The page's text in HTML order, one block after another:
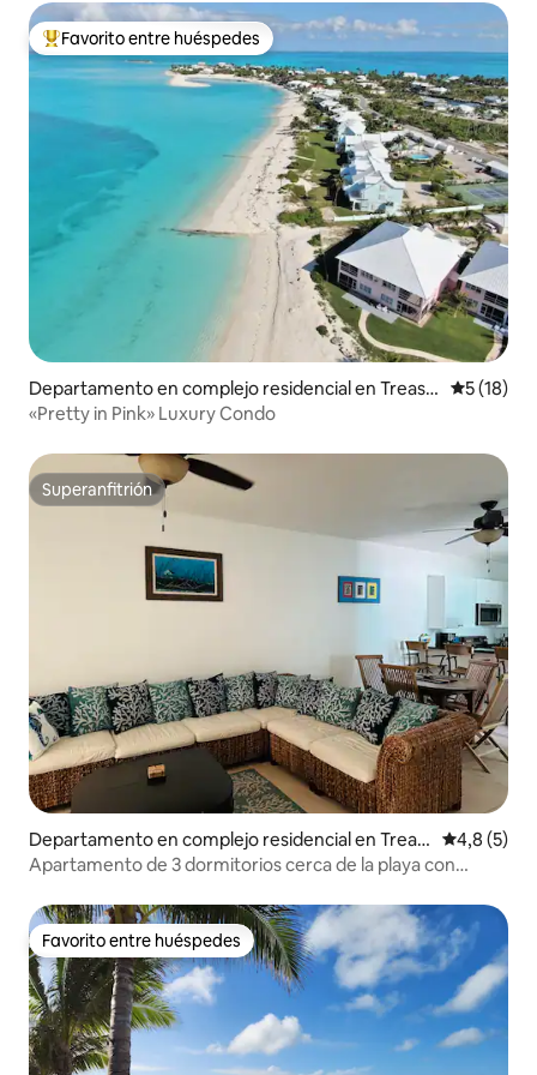
Favorito entre los huéspedes más destacados
Favorito entre huéspedes
Departamento en complejo residencial en Treasu
re Cay
5 (18)
«Pretty in Pink» Luxury Condo
Superanfitrión
Superanfitrión
Departamento en complejo residencial en Treas
ure Cay
4,8 (5)
Apartamento de 3 dormitorios cerca de la playa con
Favorito entre huéspedes
Favorito entre huéspedes